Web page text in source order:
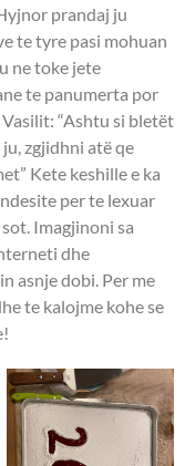
prandaj ju
te tyre pasi mohuan
ne toke jete
te panumerta por
“Ashtu si bletët
zgjidhni atë qe
Kete keshille e ka
per te lexuar
Imagjinoni sa
dhe
asnje dobi. Per me
te kalojme kohe se